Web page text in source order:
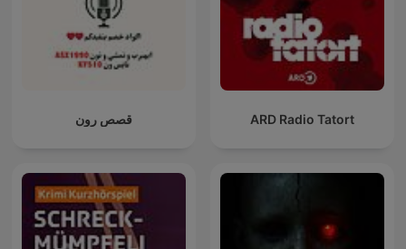
قصص رون ARD Radio Tatort